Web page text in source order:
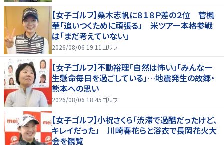
【女子ゴルフ】桑木志帆に８１８Ｐ差の２位 菅楓
華「追いつくために頑張る」 米ツアー本格参戦
は「まだ考えていない」
2026/08/06 19:11ゴルフ
【女子ゴルフ】不動裕理「自然は怖い」「みんな一
生懸命毎日を過ごしている」…地震発生の故郷・
熊本への思い
2026/08/06 18:45ゴルフ
【女子ゴルフ】小祝さくら「渋滞で過酷だったけど、
キレイだった」 川崎春花らと浴衣で長岡花火大
会を観覧